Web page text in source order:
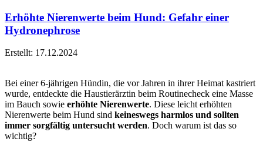
Erhöhte Nierenwerte beim Hund: Gefahr einer
Hydronephrose
Erstellt: 17.12.2024
Bei einer 6-jährigen Hündin, die vor Jahren in ihrer Heimat kastriert
wurde, entdeckte die Haustierärztin beim Routinecheck eine Masse
im Bauch sowie erhöhte Nierenwerte. Diese leicht erhöhten
Nierenwerte beim Hund sind keineswegs harmlos und sollten
immer sorgfältig untersucht werden. Doch warum ist das so
wichtig?